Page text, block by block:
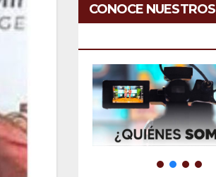
CONOCE NUESTROS